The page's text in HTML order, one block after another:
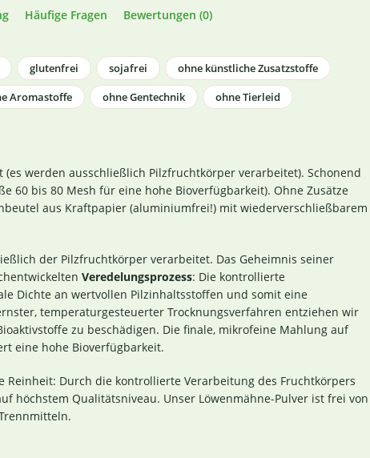
Häufige Fragen Bewertungen (0)
glutenfrei sojafrei
ohne künstliche Zusatzstoffe
Aromastoffe ohne Gentechnik
ohne Tierleid
werden ausschließlich Pilzfruchtkörper verarbeitet). Schonend
60 bis 80 Mesh für eine hohe Bioverfügbarkeit). Ohne Zusätze
aus Kraftpapier (aluminiumfrei!) mit wiederverschließbarem
der Pilzfruchtkörper verarbeitet. Das Geheimnis seiner
Veredelungsprozess: Die kontrollierte
Dichte an wertvollen Pilzinhaltsstoffen und somit eine
temperaturgesteuerter Trocknungsverfahren entziehen wir
zu beschädigen. Die finale, mikrofeine Mahlung auf
eine hohe Bioverfügbarkeit.
Reinheit: Durch die kontrollierte Verarbeitung des Fruchtkörpers
höchstem Qualitätsniveau. Unser Löwenmähne-Pulver ist frei von